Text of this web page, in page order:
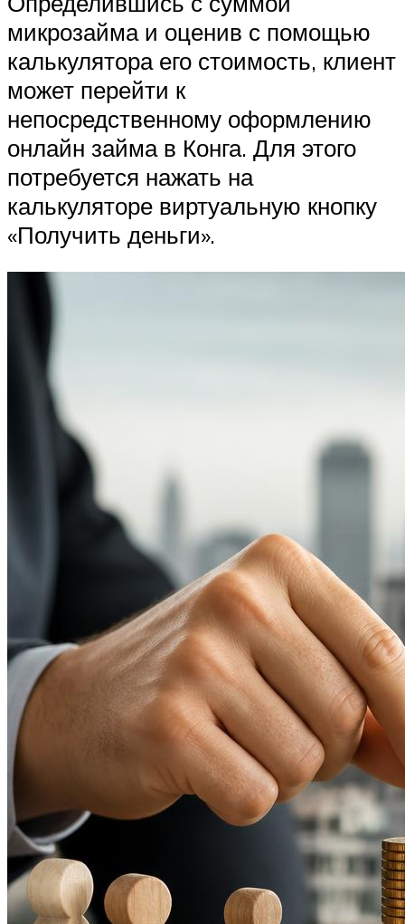
микрозайма и оценив с помощью
калькулятора его стоимость, клиент
может перейти к
непосредственному оформлению
онлайн займа в Конга. Для этого
потребуется нажать на
калькуляторе виртуальную кнопку
«Получить деньги».